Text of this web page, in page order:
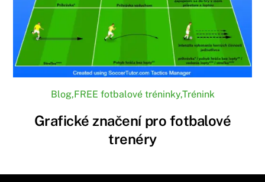
Blog,FREE fotbalové tréninky,Trénink
Grafické značení pro fotbalové
trenéry